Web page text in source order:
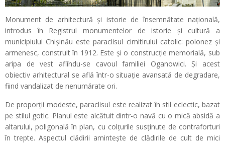
Monument de arhitectură şi istorie de însemnătate naţională,
introdus în Registrul monumentelor de istorie şi cultură a
municipiului Chişinău este paraclisul cimitirului catolic: polonez şi
armenesc, construit în 1912. Este şi o construcţie memorială, sub
aripa de vest aflîndu-se cavoul familiei Oganowici. Și acest
obiectiv arhitectural se află într-o situație avansată de degradare,
fiind vandalizat de nenumărate ori.
De proporţii modeste, paraclisul este realizat în stil eclectic, bazat
pe stilul gotic. Planul este alcătuit dintr-o navă cu o mică absidă a
altarului, poligonală în plan, cu colţurile susţinute de contraforturi
în trepte. Aspectul clădirii aminteşte de clădirile de cult de mici